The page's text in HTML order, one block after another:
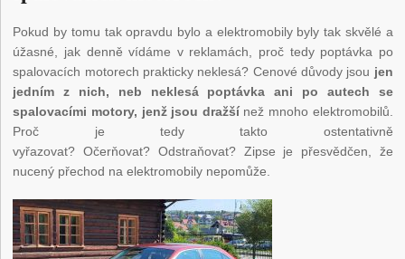
Pokud by tomu tak opravdu bylo a elektromobily byly tak skvělé a
úžasné, jak denně vídáme v reklamách, proč tedy poptávka po
spalovacích motorech prakticky neklesá? Cenové důvody jsou jen
jedním z nich, neb neklesá poptávka ani po autech se
spalovacími motory, jenž jsou dražší než mnoho elektromobilů.
Proč je tedy takto ostentativně
vyřazovat? Očerňovat? Odstraňovat? Zipse je přesvědčen, že
nucený přechod na elektromobily nepomůže.